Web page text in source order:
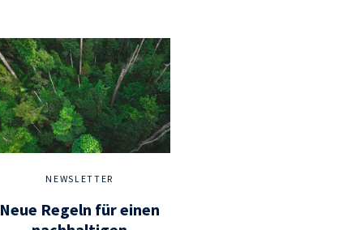
NEWSLETTER
Neue Regeln für einen